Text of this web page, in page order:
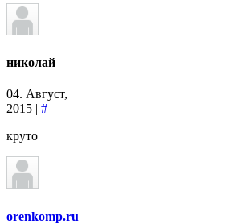
николай
04. Август,
2015 | #
круто
orenkomp.ru